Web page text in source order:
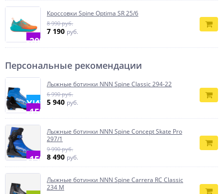
-20%
Кроссовки Spine Optima SR 25/6
8 990 руб.
7 190 руб.
Персональные рекомендации
ХИТ
-15%
Лыжные ботинки NNN Spine Classic 294-22
6 990 руб.
5 940 руб.
-15%
Лыжные ботинки NNN Spine Concept Skate Pro
297/1
9 990 руб.
8 490 руб.
Лыжные ботинки NNN Spine Carrera RC Classic
234 M